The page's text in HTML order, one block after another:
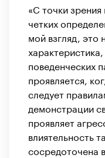
«С точки зрения
четких
мой взгляд, это
поведенческих
проявляется,
следует
демонстрации
проявляет
влиятельность
сосредоточена